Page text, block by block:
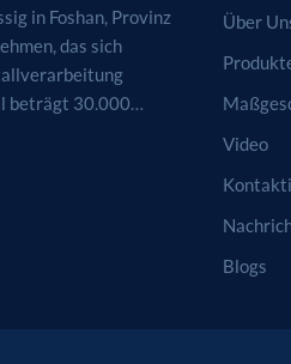
in Foshan, Provinz
das sich
beträgt 30.000
von
Über
Video
Blogs